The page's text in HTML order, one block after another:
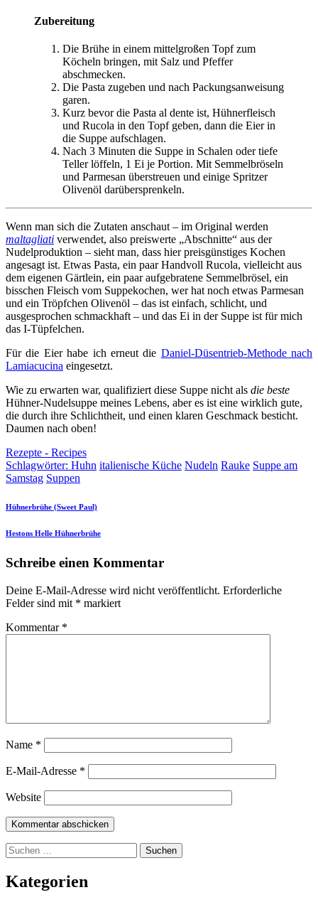
Zubereitung
Die Brühe in einem mittelgroßen Topf zum
Köcheln bringen, mit Salz und Pfeffer
abschmecken.
Die Pasta zugeben und nach Packungsanweisung
garen.
Kurz bevor die Pasta al dente ist, Hühnerfleisch
und Rucola in den Topf geben, dann die Eier in
die Suppe aufschlagen.
Nach 3 Minuten die Suppe in Schalen oder tiefe
Teller löffeln, 1 Ei je Portion. Mit Semmelbröseln
und Parmesan überstreuen und einige Spritzer
Olivenöl darübersprenkeln.
Wenn man sich die Zutaten anschaut – im Original werden
maltagliati verwendet, also preiswerte „Abschnitte“ aus der
Nudelproduktion – sieht man, dass hier preisgünstiges Kochen
angesagt ist. Etwas Pasta, ein paar Handvoll Rucola, vielleicht aus
dem eigenen Gärtlein, ein paar aufgebratene Semmelbrösel, ein
bisschen Fleisch vom Suppekochen, wer hat noch etwas Parmesan
und ein Tröpfchen Olivenöl – das ist einfach, schlicht, und
ausgesprochen schmackhaft – und das Ei in der Suppe ist für mich
das I-Tüpfelchen.
Für die Eier habe ich erneut die Daniel-Düsentrieb-Methode nach
Lamiacucina eingesetzt.
Wie zu erwarten war, qualifiziert diese Suppe nicht als die beste
Hühner-Nudelsuppe meines Lebens, aber es ist eine wirklich gute,
die durch ihre Schlichtheit, und einen klaren Geschmack besticht.
Daumen nach oben!
Rezepte - Recipes
Schlagwörter: Huhn italienische Küche Nudeln Rauke Suppe am
Samstag Suppen
Hühnerbrühe (Sweet Paul)
Hestons Helle Hühnerbrühe
Schreibe einen Kommentar
Deine E-Mail-Adresse wird nicht veröffentlicht. Erforderliche
Felder sind mit * markiert
Kommentar *
Name *
E-Mail-Adresse *
Website
Suchen
nach:
Kategorien